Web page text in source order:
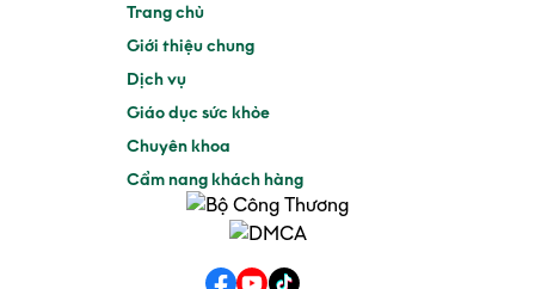
Trang chủ
Giới thiệu chung
Dịch vụ
Giáo dục sức khỏe
Chuyên khoa
Cẩm nang khách hàng